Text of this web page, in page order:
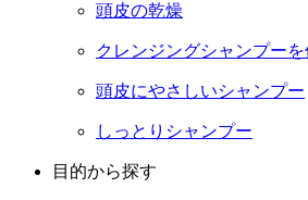
頭皮の乾燥
クレンジングシャンプー
頭皮にやさしいシャンプー
しっとりシャンプー
目的から探す